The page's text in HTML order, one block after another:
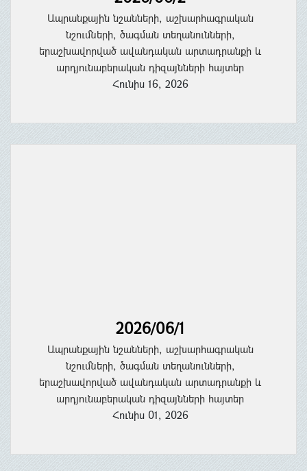
Ապրանքային նշանների, աշխարհագրական
նշումների, ծագման տեղանունների,
երաշխավորված ավանդական արտադրանքի և
արդյունաբերական դիզայնների հայտեր
Հունիս 16, 2026
2026/06/1
Ապրանքային նշանների, աշխարհագրական
նշումների, ծագման տեղանունների,
երաշխավորված ավանդական արտադրանքի և
արդյունաբերական դիզայնների հայտեր
Հունիս 01, 2026